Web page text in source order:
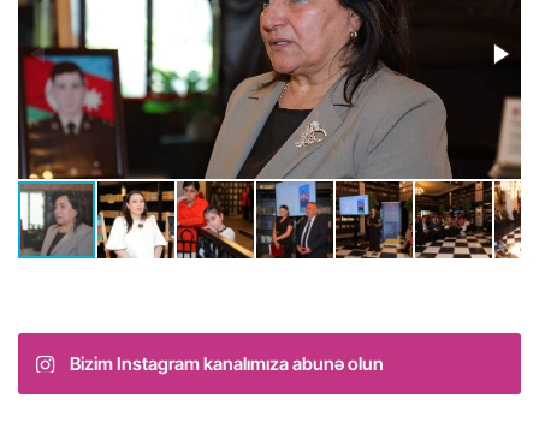
Bizim Instagram kanalımıza abunə olun